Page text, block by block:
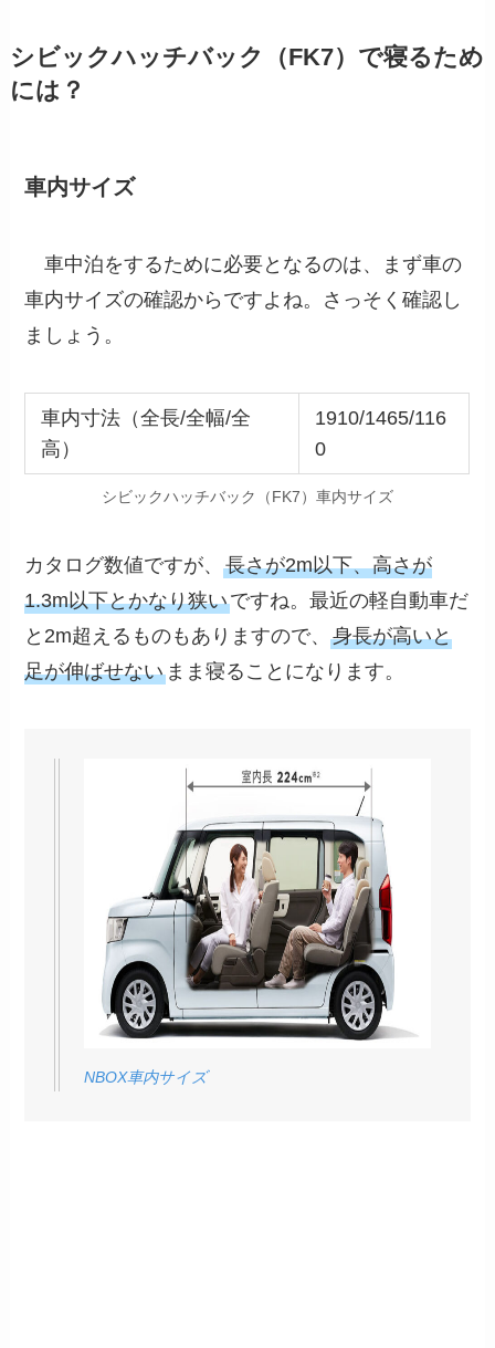
シビックハッチバック（FK7）で寝るため
には？
車内サイズ
車中泊をするために必要となるのは、まず車の
車内サイズの確認からですよね。さっそく確認し
ましょう。
車内寸法（全長/全幅/全
高）
1910/1465/116
0
シビックハッチバック（FK7）車内サイズ
カタログ数値ですが、長さが2m以下、高さが
1.3m以下とかなり狭いですね。最近の軽自動車だ
と2m超えるものもありますので、身長が高いと
足が伸ばせない まま寝ることになります。
NBOX車内サイズ